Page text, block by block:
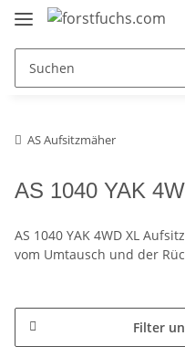
AS Aufsitzmäher
AS 1040 YAK
AS 1040 YAK 4WD XL
vom Umtausch und der
Filter